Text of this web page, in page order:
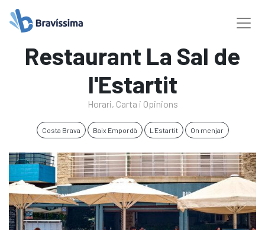
Restaurant La Sal de
l'Estartit
Horari, Carta i Opinions
Costa Brava Baix Empordà L'Estartit On menjar